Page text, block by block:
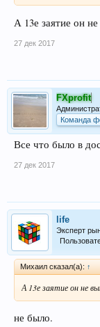
А 13е заятие он
27 дек 2017
FXprofit
Команда
Все что было в
27 дек 2017
life
Эксперт
Михаил сказал(а): ↑
А 13е заятие он не
не было.